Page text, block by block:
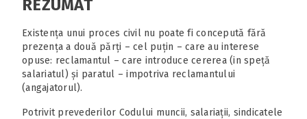
REZUMAT
Existența unui proces civil nu poate fi concepută fără
prezența a două părți – cel puțin – care au interese
opuse: reclamantul – care introduce cererea (in speță
salariatul) și paratul – impotriva reclamantului
(angajatorul).
Potrivit prevederilor Codului muncii, salariații, sindicatele